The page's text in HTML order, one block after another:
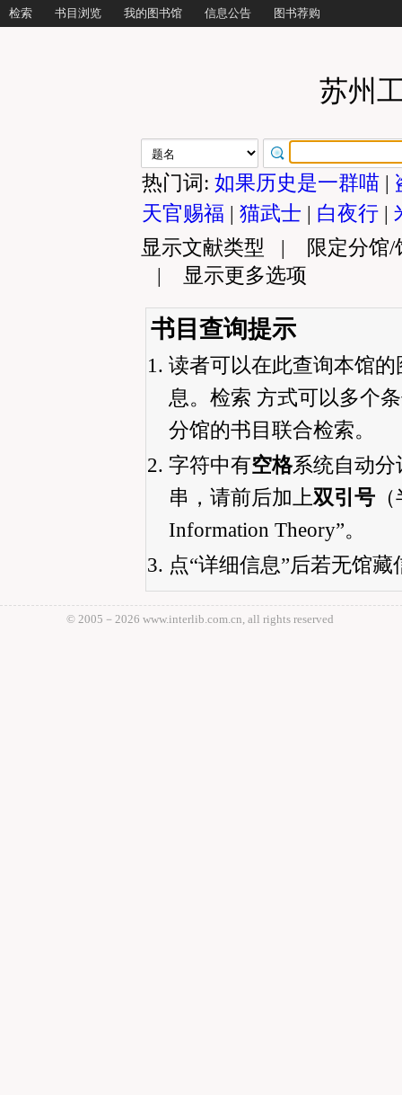
检索 书目浏览 我的图书馆 信息公告 图书荐购
苏州
热门词: 如果历史是一群喵 |
天官赐福 | 猫武士 | 白夜行 |
显示文献类型 |
限定分馆
| 显示更多选项
书目查询提示
读者可以在此查询本馆
息。检索 方式可以多个
分馆的书目联合检索。
字符中有空格系统自动分
串，请前后加上双引号（
Information Theory”。
点“详细信息”后若无馆
© 2005－ 2026 www.interlib.com.cn, all rights reserved